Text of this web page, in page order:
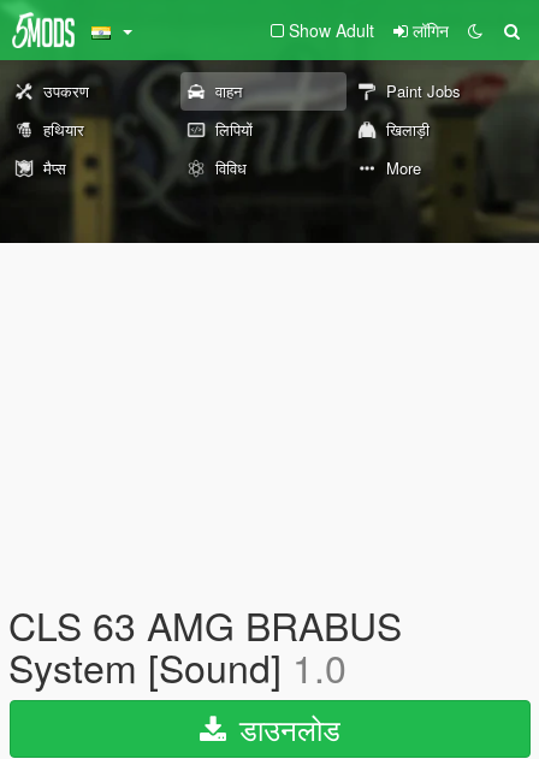
Show Adult लॉगिन
उपकरण वाहन
Paint Jobs
हथियार
लिपियों
खिलाड़ी
मैप्स
विविध More
CLS 63 AMG BRABUS
System [Sound] 1.0
डाउनलोड